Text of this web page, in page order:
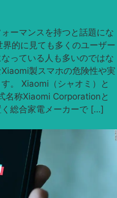
ーマンスを持つと話題にな
的に見ても多くのユーザー
っている人も多いのではな
製スマホの危険性や実
。 Xiaomi（シャオミ）と
名称Xiaomi Corporationと
総合家電メーカーで […]